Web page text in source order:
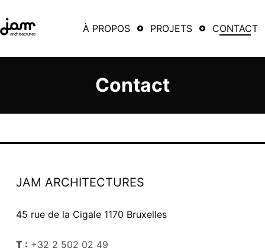
À PROPOS PROJETS CONTACT
Contact
JAM ARCHITECTURES
45 rue de la Cigale 1170 Bruxelles
T : +32 2 502 02 49